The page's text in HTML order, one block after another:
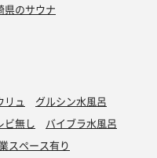
県のサウナ
リュ
グルシン水風呂
ビ無し
バイブラ水風呂
スペース有り